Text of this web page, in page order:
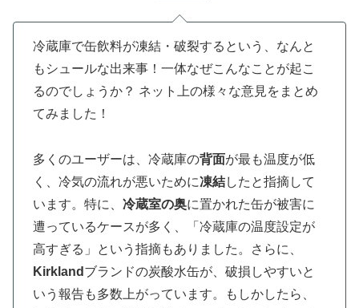
冷蔵庫で缶飲料が凍結・破裂するという、なんと
もシュールな出来事！一体なぜこんなことが起こ
るのでしょうか？ ネット上の様々な意見をまとめ
てみました！
多くのユーザーは、冷蔵庫の背面が最も温度が低
く、冷気の流れが悪いために凍結したと指摘して
います。特に、 冷蔵室の奥に置かれた缶が被害に
遭っているケースが多く、「冷蔵庫の温度設定が
高すぎる」という指摘もありました。さらに、
Kirkland ブランドの炭酸水缶が、破損しやすいと
いう報告も多数上がっています。もしかしたら、